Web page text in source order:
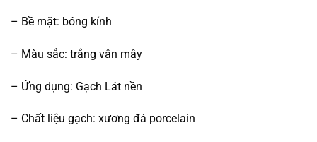
– Bề mặt: bóng kính
– Màu sắc: trắng vân mây
– Ứng dụng: Gạch Lát nền
– Chất liệu gạch: xương đá porcelain